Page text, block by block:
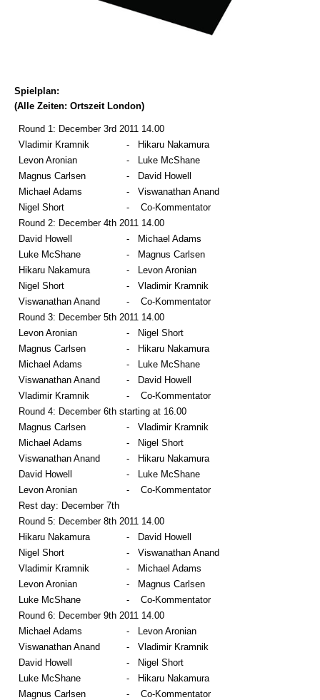
Spielplan:
(Alle Zeiten: Ortszeit London)
Round 1: December 3rd 2011 14.00
Vladimir Kramnik
-
Hikaru Nakamura
Levon Aronian
-
Luke McShane
Magnus Carlsen
-
David Howell
Michael Adams
-
Viswanathan Anand
Nigel Short
-
Co-Kommentator
Round 2: December 4th 2011 14.00
David Howell
-
Michael Adams
Luke McShane
-
Magnus Carlsen
Hikaru Nakamura
-
Levon Aronian
Nigel Short
-
Vladimir Kramnik
Viswanathan Anand
-
Co-Kommentator
Round 3: December 5th 2011 14.00
Levon Aronian
-
Nigel Short
Magnus Carlsen
-
Hikaru Nakamura
Michael Adams
-
Luke McShane
Viswanathan Anand
-
David Howell
Vladimir Kramnik
-
Co-Kommentator
Round 4: December 6th starting at 16.00
Magnus Carlsen
-
Vladimir Kramnik
Michael Adams
-
Nigel Short
Viswanathan Anand
-
Hikaru Nakamura
David Howell
-
Luke McShane
Levon Aronian
-
Co-Kommentator
Rest day: December 7th
Round 5: December 8th 2011 14.00
Hikaru Nakamura
-
David Howell
Nigel Short
-
Viswanathan Anand
Vladimir Kramnik
-
Michael Adams
Levon Aronian
-
Magnus Carlsen
Luke McShane
-
Co-Kommentator
Round 6: December 9th 2011 14.00
Michael Adams
-
Levon Aronian
Viswanathan Anand
-
Vladimir Kramnik
David Howell
-
Nigel Short
Luke McShane
-
Hikaru Nakamura
Magnus Carlsen
-
Co-Kommentator